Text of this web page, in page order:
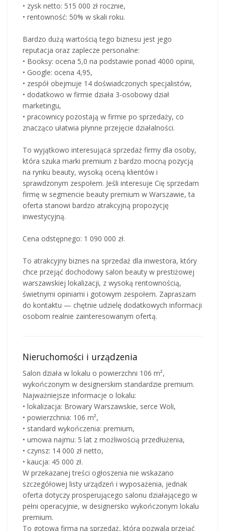
• zysk netto: 515 000 zł rocznie,
• rentowność: 50% w skali roku.
Bardzo dużą wartością tego biznesu jest jego
reputacja oraz zaplecze personalne:
• Booksy: ocena 5,0 na podstawie ponad 4000 opinii,
• Google: ocena 4,95,
• zespół obejmuje 14 doświadczonych specjalistów,
• dodatkowo w firmie działa 3-osobowy dział
marketingu,
• pracownicy pozostają w firmie po sprzedaży, co
znacząco ułatwia płynne przejęcie działalności.
To wyjątkowo interesująca sprzedaż firmy dla osoby,
która szuka marki premium z bardzo mocną pozycją
na rynku beauty, wysoką oceną klientów i
sprawdzonym zespołem. Jeśli interesuje Cię sprzedam
firmę w segmencie beauty premium w Warszawie, ta
oferta stanowi bardzo atrakcyjną propozycję
inwestycyjną.
Cena odstępnego: 1 090 000 zł.
To atrakcyjny biznes na sprzedaż dla inwestora, który
chce przejąć dochodowy salon beauty w prestiżowej
warszawskiej lokalizacji, z wysoką rentownością,
świetnymi opiniami i gotowym zespołem. Zapraszam
do kontaktu — chętnie udzielę dodatkowych informacji
osobom realnie zainteresowanym ofertą.
Nieruchomości i urządzenia
Salon działa w lokalu o powierzchni 106 m²,
wykończonym w designerskim standardzie premium.
Najważniejsze informacje o lokalu:
• lokalizacja: Browary Warszawskie, serce Woli,
• powierzchnia: 106 m²,
• standard wykończenia: premium,
• umowa najmu: 5 lat z możliwością przedłużenia,
• czynsz: 14 000 zł netto,
• kaucja: 45 000 zł.
W przekazanej treści ogłoszenia nie wskazano
szczegółowej listy urządzeń i wyposażenia, jednak
oferta dotyczy prosperującego salonu działającego w
pełni operacyjnie, w designersko wykończonym lokalu
premium.
To gotowa firma na sprzedaż, która pozwala przejąć